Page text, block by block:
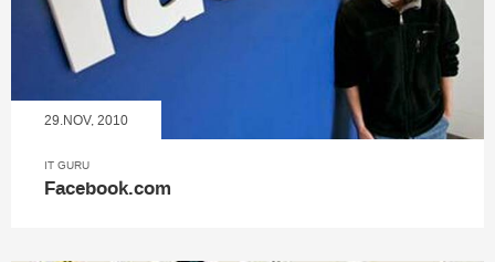
29.NOV, 2010
IT GURU
Facebook.com